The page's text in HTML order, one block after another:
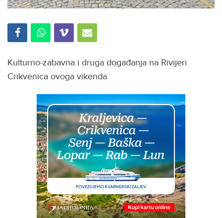
Kulturno-zabavna i druga događanja na Rivijeri
Crikvenica ovoga vikenda